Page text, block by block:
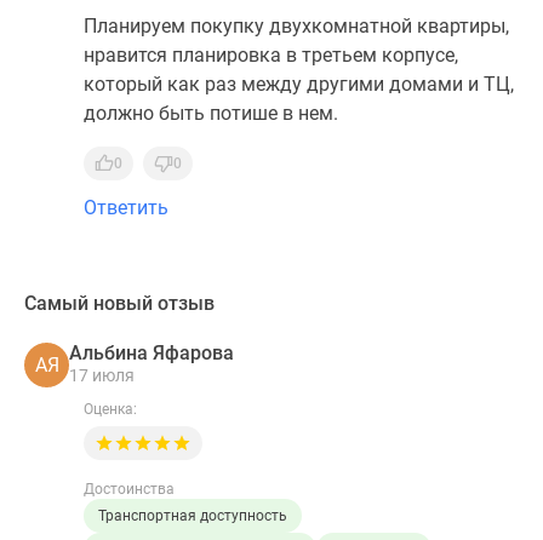
Планируем покупку двухкомнатной квартиры,
нравится планировка в третьем корпусе,
который как раз между другими домами и ТЦ,
должно быть потише в нем.
0 0
Ответить
Самый новый отзыв
АЯ
Альбина Яфарова
17 июля
Оценка:
Достоинства
Транспортная доступность